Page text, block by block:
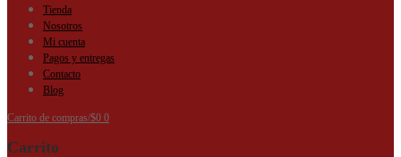
Tienda
Nosotros
Mi cuenta
Pagos y entregas
Contacto
Blog
Carrito de compras/$0 0
Carrito